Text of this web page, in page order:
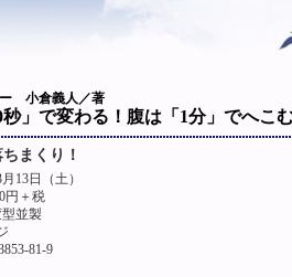
小倉義人／著
秒」で変わる！腹は「1分」でへこ
まくり！
13日（土）
円＋税
型並製
81-9